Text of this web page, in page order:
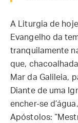
A Liturgia de
Evangelho da
tranquilamente
que,
Mar da Galileia,
Diante de uma
encher-se
Apóstolos: